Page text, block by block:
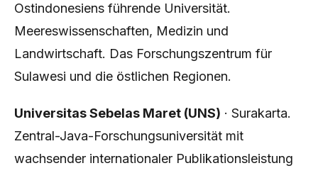
Ostindonesiens führende Universität.
Meereswissenschaften, Medizin und
Landwirtschaft. Das Forschungszentrum für
Sulawesi und die östlichen Regionen.
Universitas Sebelas Maret (UNS) · Surakarta.
Zentral-Java-Forschungsuniversität mit
wachsender internationaler Publikationsleistung